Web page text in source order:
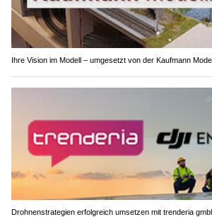
Ihre Vision im Modell – umgesetzt von der Kaufmann
Drohnenstrategien erfolgreich umsetzen mit trenderia